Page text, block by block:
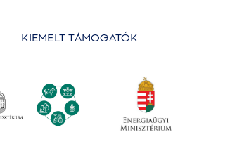
KIEMELT TÁMOGATÓK